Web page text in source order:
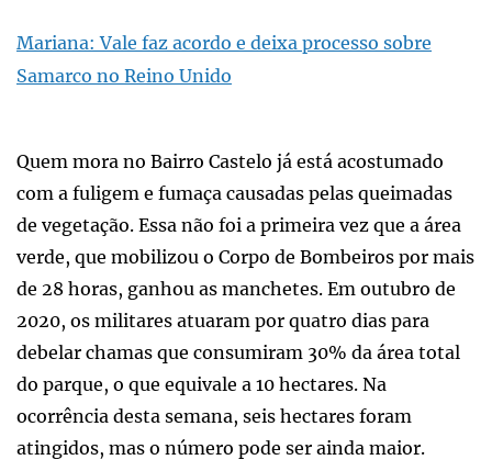
Mariana: Vale faz acordo e deixa processo sobre
Samarco no Reino Unido
Quem mora no Bairro Castelo já está acostumado
com a fuligem e fumaça causadas pelas queimadas
de vegetação. Essa não foi a primeira vez que a área
verde, que mobilizou o Corpo de Bombeiros por mais
de 28 horas, ganhou as manchetes. Em outubro de
2020, os militares atuaram por quatro dias para
debelar chamas que consumiram 30% da área total
do parque, o que equivale a 10 hectares. Na
ocorrência desta semana, seis hectares foram
atingidos, mas o número pode ser ainda maior.